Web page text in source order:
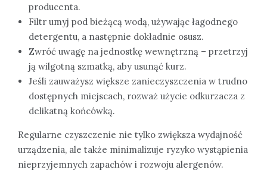
producenta.
Filtr umyj pod bieżącą wodą, używając łagodnego
detergentu, a następnie dokładnie osusz.
Zwróć uwagę na jednostkę wewnętrzną – przetrzyj
ją wilgotną szmatką, aby usunąć kurz.
Jeśli zauważysz większe zanieczyszczenia w trudno
dostępnych miejscach, rozważ użycie odkurzacza z
delikatną końcówką.
Regularne czyszczenie nie tylko zwiększa wydajność
urządzenia, ale także minimalizuje ryzyko wystąpienia
nieprzyjemnych zapachów i rozwoju alergenów.